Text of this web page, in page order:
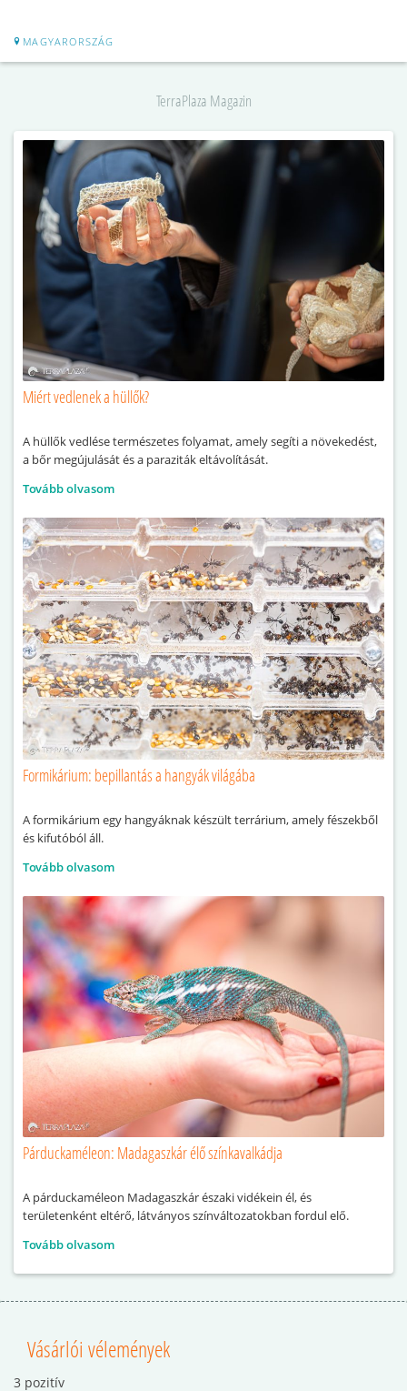
MAGYARORSZÁG
TerraPlaza Magazin
Miért vedlenek a hüllők?
A hüllők vedlése természetes folyamat, amely segíti a növekedést,
a bőr megújulását és a paraziták eltávolítását.
Tovább olvasom
Formikárium: bepillantás a hangyák világába
A formikárium egy hangyáknak készült terrárium, amely fészekből
és kifutóból áll.
Tovább olvasom
Párduckaméleon: Madagaszkár élő színkavalkádja
A párduckaméleon Madagaszkár északi vidékein él, és
területenként eltérő, látványos színváltozatokban fordul elő.
Tovább olvasom
Vásárlói vélemények
3 pozitív